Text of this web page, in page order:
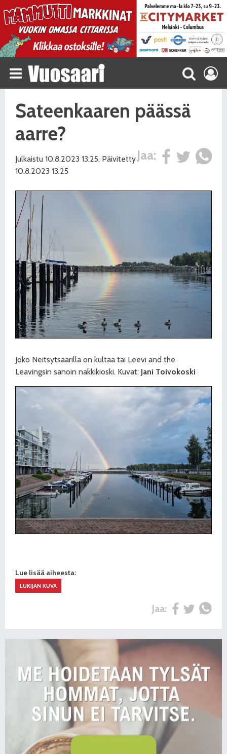
Sateenkaaren päässä
aarre?
Jaa:
Julkaistu 10.8.2023 13:25, Päivitetty
10.8.2023 13:25
Joko Neitsytsaarilla on kultaa tai Leevi and the
Leavingsin sanoin nakkikioski. Kuvat: Jani Toivokoski
Lue lisää aiheesta:
LUKIJAN KUVA
Jaa: